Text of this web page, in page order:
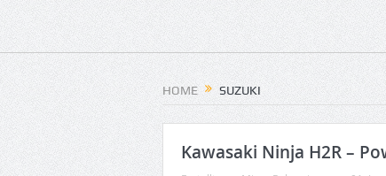
HOME SUZUKI
Kawasaki Ninja H2R –